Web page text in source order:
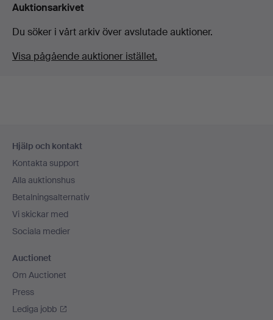
Auktionsarkivet
Du söker i vårt arkiv över avslutade auktioner.
Visa pågående auktioner istället.
Hjälp och kontakt
Kontakta support
Alla auktionshus
Betalningsalternativ
Vi skickar med
Sociala medier
Auctionet
Om Auctionet
Press
Lediga jobb